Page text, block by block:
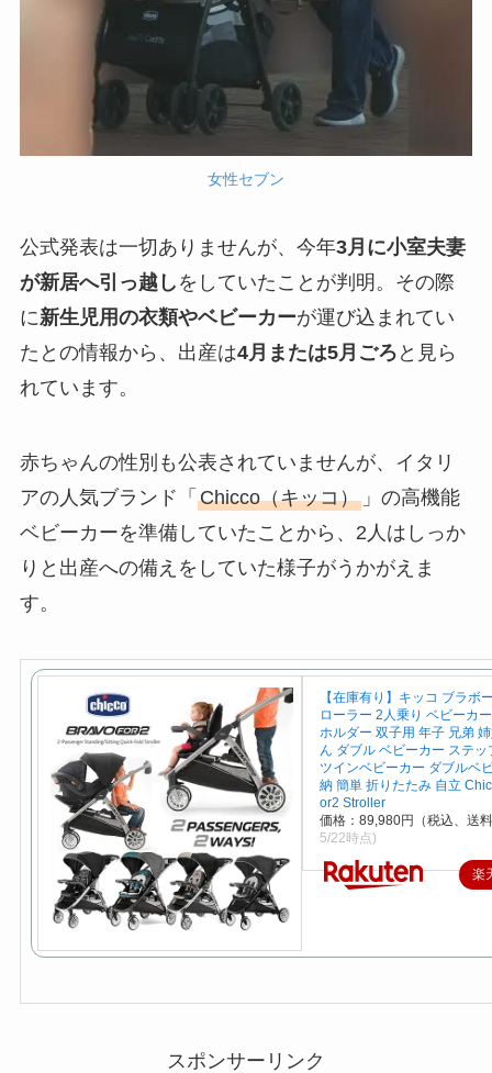
女性セブン
公式発表は一切ありませんが、今年3月に小室夫妻
が新居へ引っ越し をしていたことが判明。その際
に新生児用の衣類やベビーカーが運び込まれてい
たとの情報から、出産は4月または5月ごろ と見ら
れています。
赤ちゃんの性別も公表されていませんが、イタリ
アの人気ブランド「 Chicco（キッコ）」の高機能
ベビーカーを準備していたことから、2人はしっか
りと出産への備えをしていた様子がうかがえま
す。
【在庫有り】キッコ ブラボ
ローラー 2人乗り ベビーカ
ホルダー 双子用 年子 兄弟
ん ダブル ベビーカー ステッ
ツインベビーカー ダブルベ
納 簡単 折りたたみ 自立
or2 Stroller
価格：89,980円（税込、送
5/22時点)
楽
スポンサーリンク